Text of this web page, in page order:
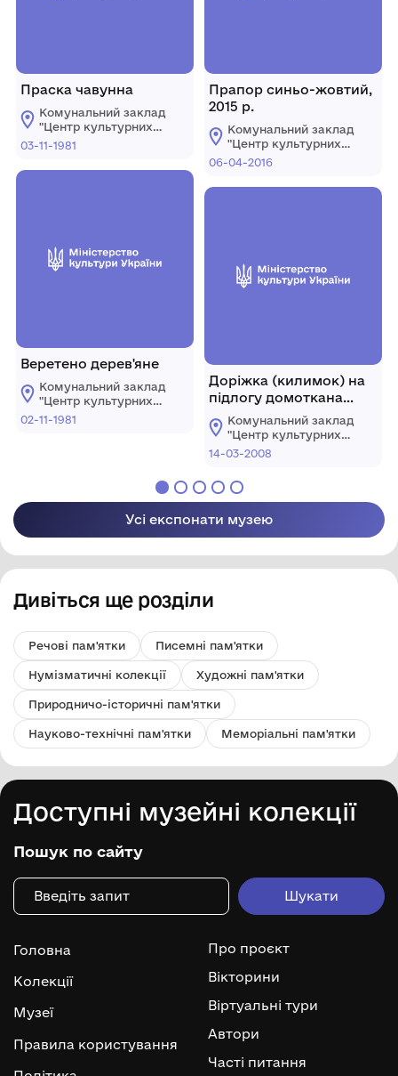
Праска чавунна
Комунальний заклад
"Центр культурних
послуг"
міської ради
03-11-1981
Веретено дерев'яне
Комунальний заклад
"Центр культурних
послуг"
02-11-1981
Прапор синьо-жовтий,
2015 р.
Комунальний заклад
"Центр культурних
послуг"
міської ради
06-04-2016
Доріжка (килимок) на
підлогу домоткана
1960-х. р.
Комунальний заклад
"Центр культурних
послуг"
14-03-2008
Усі експонати музею
Дивіться ще розділи
Речові пам'ятки Писемні пам'ятки
Нумізматичні колекції Художні пам'ятки
Природничо-історичні пам'ятки
Науково-технічні пам'ятки Меморіальні пам'ятки
Доступні музейні колекції
Пошук по сайту
Головна
Колекції
Музеї
Правила користування
Про проєкт
Вікторини
Віртуальні тури
Автори
Часті питання